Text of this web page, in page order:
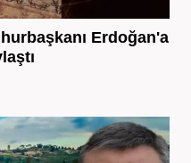
Erdoğan'a